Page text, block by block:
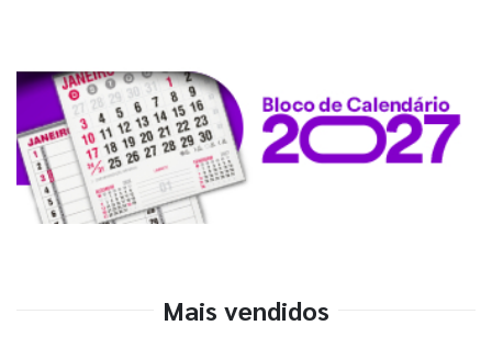
Mais vendidos